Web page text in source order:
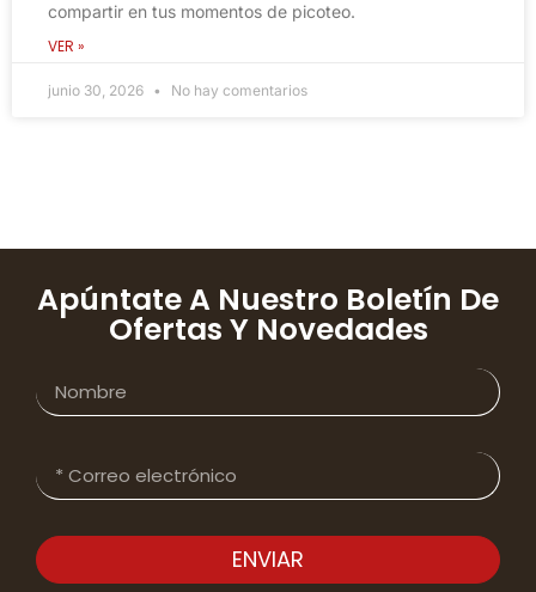
compartir en tus momentos de picoteo.
VER »
junio 30, 2026 No hay comentarios
Apúntate A Nuestro Boletín De
Ofertas Y Novedades
ENVIAR